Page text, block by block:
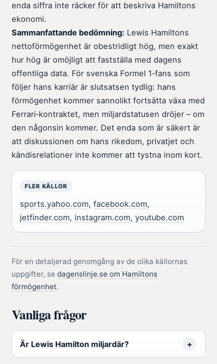
enda siffra inte räcker för att beskriva Hamiltons
ekonomi.
Sammanfattande bedömning: Lewis Hamiltons
nettoförmögenhet är obestridligt hög, men exakt
hur hög är omöjligt att fastställa med dagens
offentliga data. För svenska Formel 1‑fans som
följer hans karriär är slutsatsen tydlig: hans
förmögenhet kommer sannolikt fortsätta växa med
Ferrari‑kontraktet, men miljardstatusen dröjer – om
den någonsin kommer. Det enda som är säkert är
att diskussionen om hans rikedom, privatjet och
kändisrelationer inte kommer att tystna inom kort.
FLER KÄLLOR
sports.yahoo.com, facebook.com,
jetfinder.com, instagram.com, youtube.com
För en detaljerad genomgång av de olika källornas
uppgifter, se dagenslinje.se om Hamiltons
förmögenhet.
Vanliga frågor
Är Lewis Hamilton miljardär?